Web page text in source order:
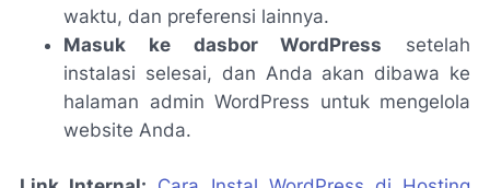
waktu, dan preferensi lainnya.
Masuk ke dasbor WordPress setelah
instalasi selesai, dan Anda akan dibawa ke
halaman admin WordPress untuk mengelola
website Anda.